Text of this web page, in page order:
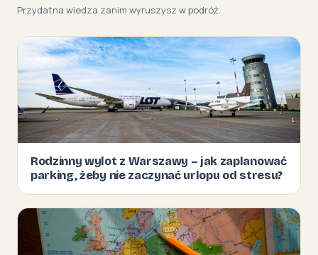
Przydatna wiedza zanim wyruszysz w podróż.
Rodzinny wylot z Warszawy – jak zaplanować
parking, żeby nie zaczynać urlopu od stresu?